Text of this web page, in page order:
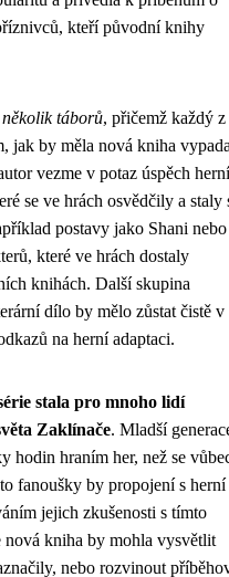
kteří původní knihy
táborů, přičemž každý z
jak by měla nová kniha
vezme v potaz úspěch herní
se ve hrách osvědčily a staly
postavy jako Shani nebo
které ve hrách dostaly
knihách. Další skupina
dílo by mělo zůstat čistě v
na herní adaptaci.
stala pro mnoho lidí
Zaklínače. Mladší
hodin hraním her, než se
fanoušky by propojení s herní
jejich zkušenosti s tímto
nová kniha by mohla vysvětlit
nebo rozvinout